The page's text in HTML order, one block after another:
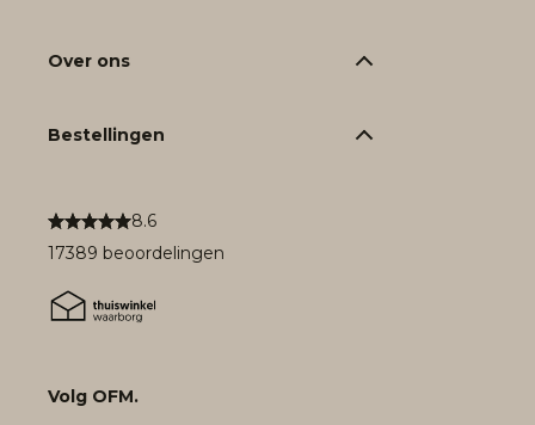
8.6
17389 beoordelingen
Volg OFM.
Over ons
Bestellingen